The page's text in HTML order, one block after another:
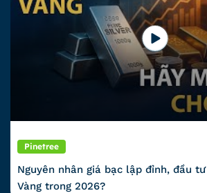
Pinetree
Nguyên nhân giá bạc lập đỉnh, đầu
Vàng trong 2026?